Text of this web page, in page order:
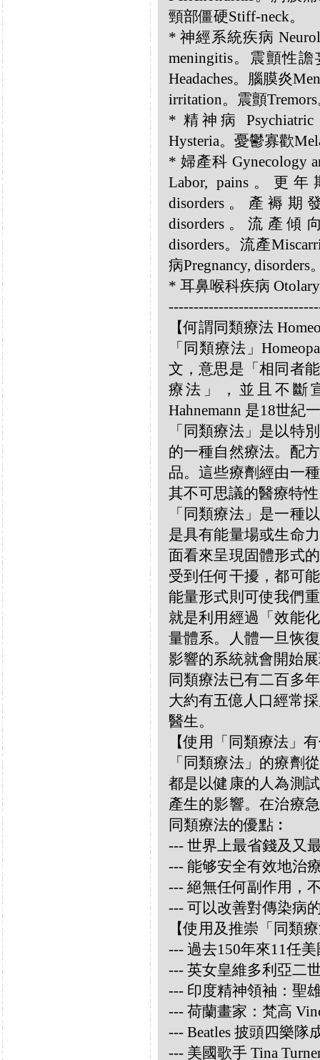
頸部僵硬Stiff-neck。
* 神經系統疾病
meningitis。震顫性譫
Headaches。腦膜炎
irritation。震顫
* 精神病
Hysteria。憂鬱寡歡
* 婦產科 Gynecology
Labor, pains。更年
disorders。產褥期
disorders。流產傾
disorders。流產
病Pregnancy, disorders
* 耳鼻喉科疾病
【何謂同類療法
「同類療法」
文，意思是「相同者
療法」，並且不斷
Hahnemann 是18世紀
「同類療法」是以特
的一種自然療法。配
品。這些療劑經由一
其不可思議的醫療特
「同類療法」是一種
是具有能量場或生命
面看來呈現固體形式
受到任何干擾，都可
能量形式則可使我們
就是利用經過「效能
量體系。人體一旦恢
影響的系統就會開始
同類療法已有二百多
大約有五億人口經常
醫生。
【使用「同類療法」
「同類療法」的療劑
都是以健康的人為測
產生的影響。在治療
同類療法的優點︰
--- 世界上最省錢及又
--- 能够安全有效地治
--- 絕無任何副作用，
--- 可以改善對傳染病
【使用及推崇「同類
--- 過去150年來11任
--- 英女皇維多利亞二
--- 印度精神領袖：聖
--- 荷蘭畫家：梵高
--- Beatles 披頭四樂隊
--- 美國歌手 Tina